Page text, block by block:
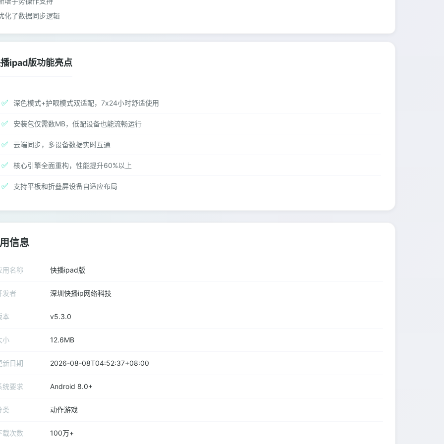
化了数据同步逻辑
ipad版功能亮点
✅ 深色模式+护眼模式双适配，7x24小时舒适使用
✅ 安装包仅需数MB，低配设备也能流畅运行
✅ 云端同步，多设备数据实时互通
✅ 核心引擎全面重构，性能提升60%以上
✅ 支持平板和折叠屏设备自适应布局
信息
用名称 快播ipad版
发者 深圳快播ip网络科技
本 v5.3.0
小 12.6MB
新日期 2026-08-08T04:52:37+08:00
统要求 Android 8.0+
类 动作游戏
载次数 100万+